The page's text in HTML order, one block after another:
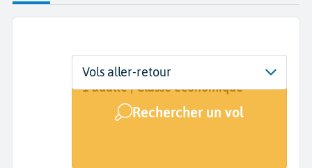
Départ
Paris (PAR)
Dates
18 nov. - 3 déc.
Voyageurs | Classe
1 adulte | Classe économique
Rechercher un vol
Vols aller-retour